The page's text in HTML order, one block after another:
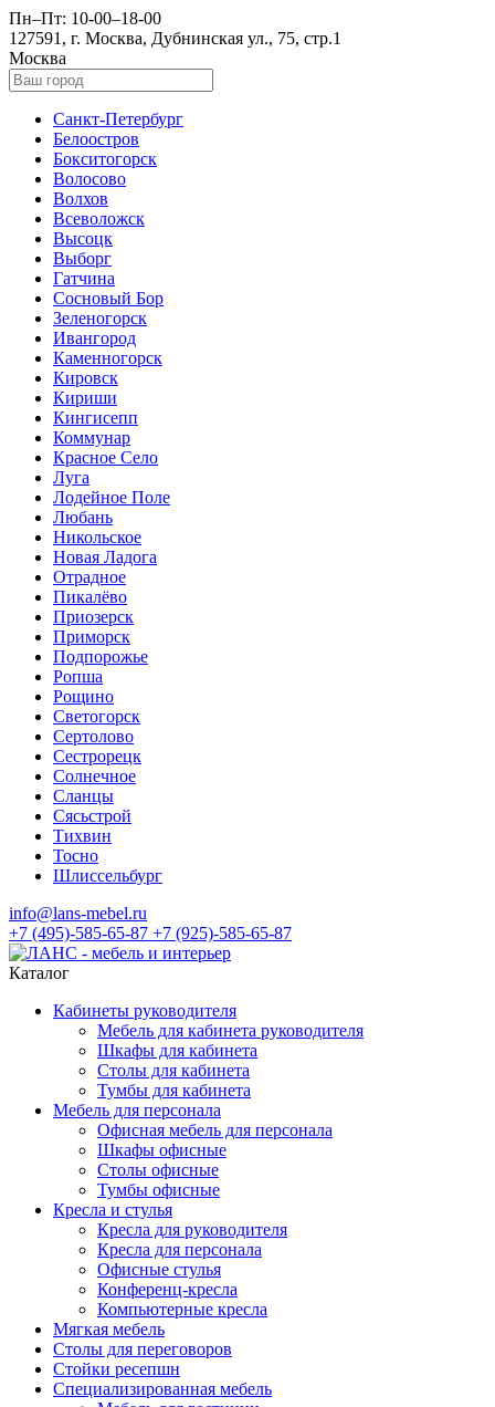
Пн–Пт: 10-00–18-00
127591, г. Москва, Дубнинская ул., 75, стр.1
Москва
Санкт-Петербург
Белоостров
Бокситогорск
Волосово
Волхов
Всеволожск
Высоцк
Выборг
Гатчина
Сосновый Бор
Зеленогорск
Ивангород
Каменногорск
Кировск
Кириши
Кингисепп
Коммунар
Красное Село
Луга
Лодейное Поле
Любань
Никольское
Новая Ладога
Отрадное
Пикалёво
Приозерск
Приморск
Подпорожье
Ропша
Рощино
Светогорск
Сертолово
Сестрорецк
Солнечное
Сланцы
Сясьстрой
Тихвин
Тосно
Шлиссельбург
info@lans-mebel.ru
+7 (495)-585-65-87 +7 (925)-585-65-87
Каталог
Кабинеты руководителя
Мебель для кабинета руководителя
Шкафы для кабинета
Столы для кабинета
Тумбы для кабинета
Мебель для персонала
Офисная мебель для персонала
Шкафы офисные
Столы офисные
Тумбы офисные
Кресла и стулья
Кресла для руководителя
Кресла для персонала
Офисные стулья
Конференц-кресла
Компьютерные кресла
Мягкая мебель
Столы для переговоров
Стойки ресепшн
Специализированная мебель